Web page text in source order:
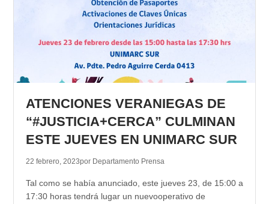
ATENCIONES VERANIEGAS DE
“#JUSTICIA+CERCA” CULMINAN
ESTE JUEVES EN UNIMARC SUR
22 febrero, 2023por Departamento Prensa
Tal como se había anunciado, este jueves 23, de 15:00 a
17:30 horas tendrá lugar un nuevooperativo de